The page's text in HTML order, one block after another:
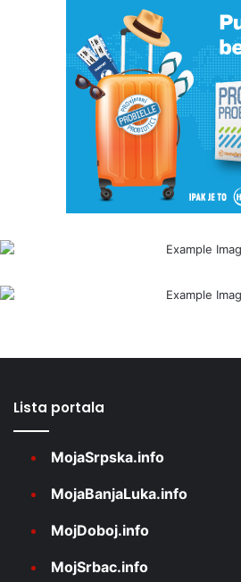
Lista portala
MojaSrpska.info
MojaBanjaLuka.info
MojDoboj.info
MojSrbac.info